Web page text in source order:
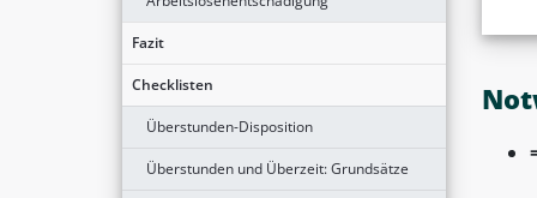
Fazit
Checklisten
Überstunden-Disposition
Überstunden und Überzeit: Grundsätze